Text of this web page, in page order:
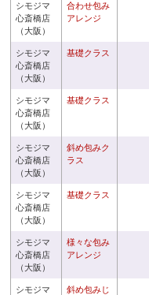
シモジマ
心斎橋店
（大阪）
合わせ包み
アレンジ
シモジマ
心斎橋店
（大阪）
基礎クラス
シモジマ
心斎橋店
（大阪）
基礎クラス
シモジマ
心斎橋店
（大阪）
斜め包みク
ラス
シモジマ
心斎橋店
（大阪）
基礎クラス
シモジマ
心斎橋店
（大阪）
様々な包み
アレンジ
シモジマ
斜め包みじ